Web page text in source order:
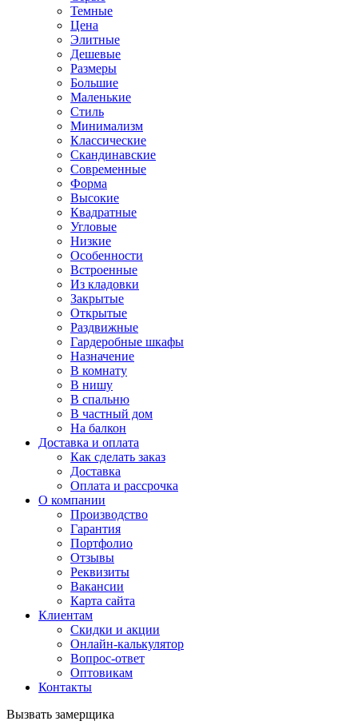
Темные
Цена
Элитные
Дешевые
Размеры
Большие
Маленькие
Стиль
Минимализм
Классические
Скандинавские
Современные
Форма
Высокие
Квадратные
Угловые
Низкие
Особенности
Встроенные
Из кладовки
Закрытые
Открытые
Раздвижные
Гардеробные шкафы
Назначение
В комнату
В нишу
В спальню
В частный дом
На балкон
Доставка и оплата
Как сделать заказ
Доставка
Оплата и рассрочка
О компании
Производство
Гарантия
Портфолио
Отзывы
Реквизиты
Вакансии
Карта сайта
Клиентам
Скидки и акции
Онлайн-калькулятор
Вопрос-ответ
Оптовикам
Контакты
Вызвать замерщика